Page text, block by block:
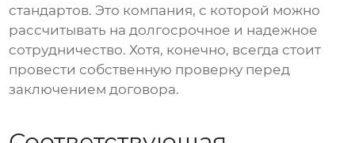
стандартов. Это компания, с которой можно
рассчитывать на долгосрочное и надежное
сотрудничество. Хотя, конечно, всегда стоит
провести собственную проверку перед
заключением договора.